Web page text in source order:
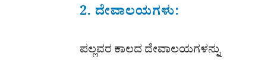
2. ದೇವಾಲಯಗಳು:
ಪಲ್ಲವರ ಕಾಲದ ದೇವಾಲಯಗಳನ್ನು